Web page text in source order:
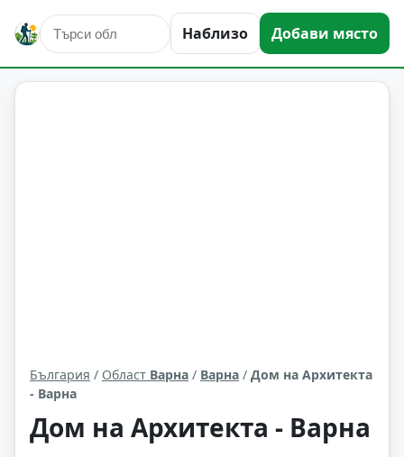
Наблизо Добави място
култура и изкуство Варна Област: Варна
България / Област Варна / Варна / Дом на Архитекта
- Варна
Дом на Архитекта - Варна